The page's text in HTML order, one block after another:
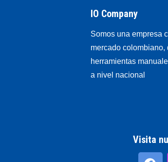
IO Company
Somos una empresa
mercado
herramientas
a nivel nacional
Visita